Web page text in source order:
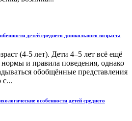
детей среднего дошкольного возраста
(4-5 лет). Дети 4–5 лет всё ещё
и правила поведения, однако
обобщённые представления
с...
особенности детей среднего